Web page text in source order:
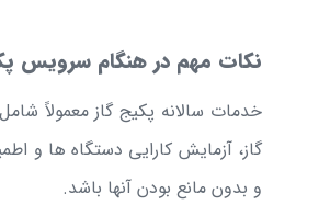
نکات مهم در هنگام سرویس
خدمات سالانه پکیج گاز معمولاً
گاز، آزمایش کارایی دستگاه ها و
و بدون مانع بودن آنها باشد.